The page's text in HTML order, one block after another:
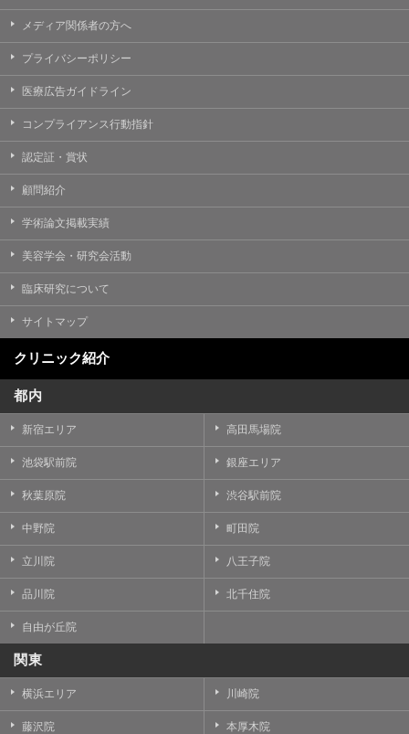
メディア関係者の方へ
プライバシーポリシー
医療広告ガイドライン
コンプライアンス行動指針
認定証・賞状
顧問紹介
学術論文掲載実績
美容学会・研究会活動
臨床研究について
サイトマップ
クリニック紹介
都内
新宿エリア 高田馬場院
池袋駅前院 銀座エリア
秋葉原院 渋谷駅前院
中野院 町田院
立川院 八王子院
品川院 北千住院
自由が丘院
関東
横浜エリア 川崎院
藤沢院 本厚木院